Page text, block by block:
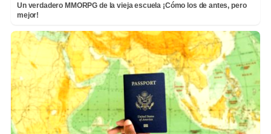
Un verdadero MMORPG de la vieja escuela ¡Cómo los de antes, pero
mejor!